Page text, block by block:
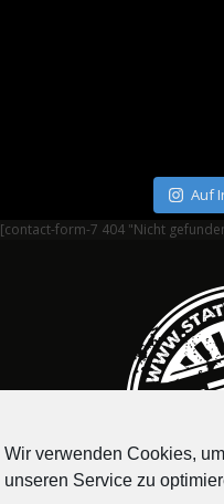
Auf
[contact-form-7 404 "Nicht
Wir verwenden Cookies,
unseren Service zu